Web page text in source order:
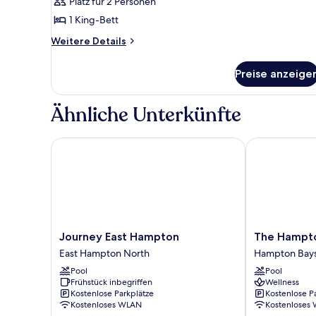
anzeigen
1 King-Bett
Weitere Details
Weitere
Preise
Ähnliche Unterkünfte
Journey
East
Hampton
East
Hampton
North
Journey East Hampton
East Hampton North
Pool
Frühstück inbegriffen
Kostenlose Parkplätze
Kostenloses WLAN
Journey East Hampton
The
Hampton
Maid
Hampton
Bays
The
Hampton
Pool
Wellness
Kostenlose
Kostenloses
The Hampton